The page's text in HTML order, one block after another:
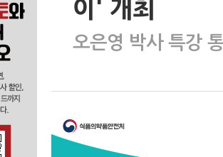
이' 개최
오은영 박사 특강